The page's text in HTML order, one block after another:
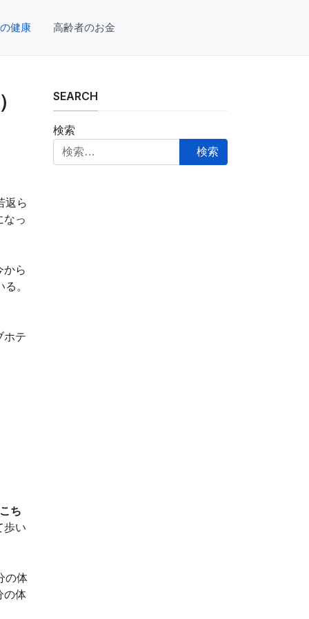
健康 高齢者のお金
返ら
なっ
から
。
ホテ
ち
歩い
の体
の体
SEARCH
検索
検索